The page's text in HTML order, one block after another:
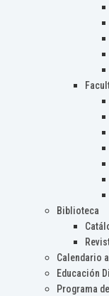
Biblioteca
Calendario
Educación
Programa